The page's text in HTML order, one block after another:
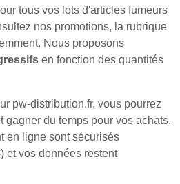
tous vos lots d'articles fumeurs
nos promotions, la rubrique
Nous proposons
en fonction des quantités
pw-distribution.fr, vous pourrez
gagner du temps pour vos achats.
en ligne sont sécurisés
et vos données restent